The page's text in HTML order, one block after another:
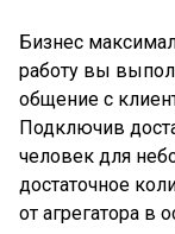
Бизнес
работу вы
общение с
Подключив
человек для
достаточное
от агрегатора в